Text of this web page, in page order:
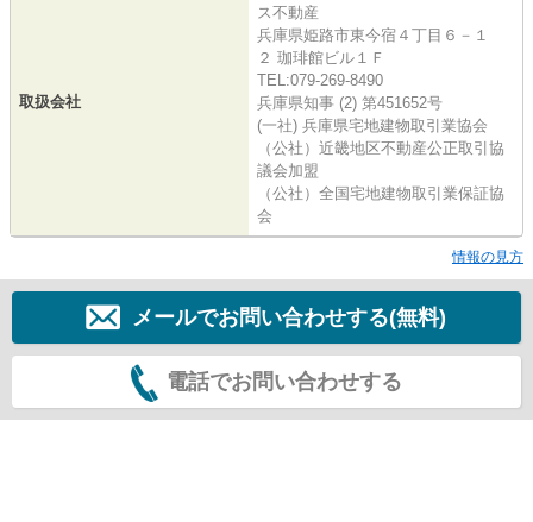
取扱会社
ス不動産
兵庫県姫路市東今宿４丁目６－１
２ 珈琲館ビル１Ｆ
TEL:079-269-8490
兵庫県知事 (2) 第451652号
(一社) 兵庫県宅地建物取引業協会
（公社）近畿地区不動産公正取引協
議会加盟
（公社）全国宅地建物取引業保証協
会
情報の見方
メールでお問い合わせする(無料)
電話でお問い合わせする